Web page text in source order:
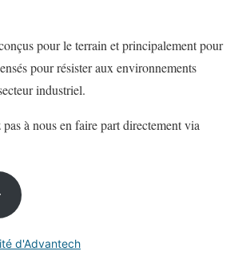
pour le terrain et principalement pour
pour résister aux environnements
industriel.
à nous en faire part directement via
d'Advantech